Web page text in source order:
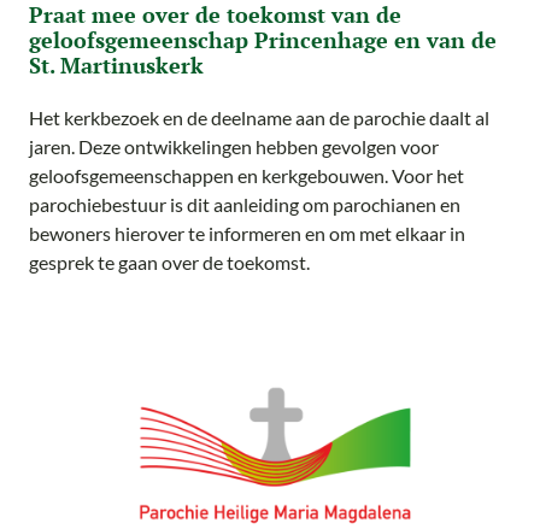
Praat mee over de toekomst van de
geloofsgemeenschap Princenhage en van de
St. Martinuskerk
Het kerkbezoek en de deelname aan de parochie daalt al
jaren. Deze ontwikkelingen hebben gevolgen voor
geloofsgemeenschappen en kerkgebouwen. Voor het
parochiebestuur is dit aanleiding om parochianen en
bewoners hierover te informeren en om met elkaar in
gesprek te gaan over de toekomst.